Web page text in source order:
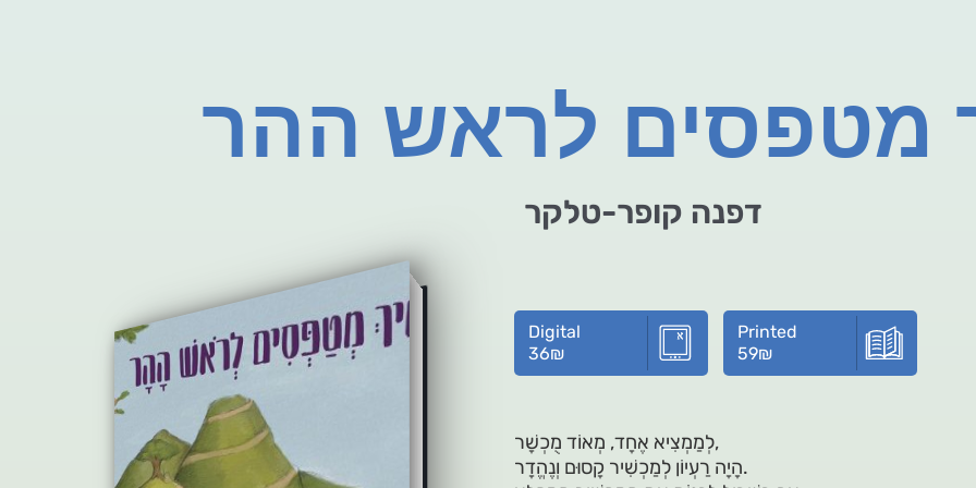
מטפסים לראש ההר
דפנה קופר-טלקר
Digital
36₪
Printed
59₪
לְמַמְצִיא אֶחָד, מְאוֹד מֻכְשָׁר,
הָיָה רַעְיוֹן לְמַכְשִׁיר קָסוּם וְנֶהֱדָר.